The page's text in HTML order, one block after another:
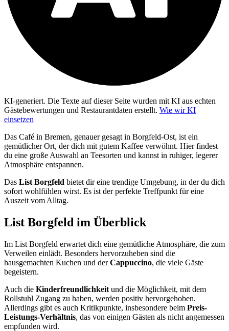
KI-generiert. Die Texte auf dieser Seite wurden mit KI aus echten
Gästebewertungen und Restaurantdaten erstellt. Wie wir KI
einsetzen
Das Café in Bremen, genauer gesagt in Borgfeld-Ost, ist ein
gemütlicher Ort, der dich mit gutem Kaffee verwöhnt. Hier findest
du eine große Auswahl an Teesorten und kannst in ruhiger, legerer
Atmosphäre entspannen.
Das List Borgfeld bietet dir eine trendige Umgebung, in der du dich
sofort wohlfühlen wirst. Es ist der perfekte Treffpunkt für eine
Auszeit vom Alltag.
List Borgfeld im Überblick
Im List Borgfeld erwartet dich eine gemütliche Atmosphäre, die zum
Verweilen einlädt. Besonders hervorzuheben sind die
hausgemachten Kuchen und derCappuccino, die viele Gäste
begeistern.
Auch die Kinderfreundlichkeit und die Möglichkeit, mit dem
Rollstuhl Zugang zu haben, werden positiv hervorgehoben.
Allerdings gibt es auch Kritikpunkte, insbesondere beim Preis-
Leistungs-Verhältnis, das von einigen Gästen als nicht angemessen
empfunden wird.